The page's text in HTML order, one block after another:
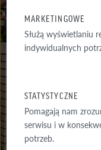
MARKETINGOWE
Służą wyświetlaniu
indywidualnych
STATYSTYCZNE
Pomagają nam
serwisu i w
potrzeb.